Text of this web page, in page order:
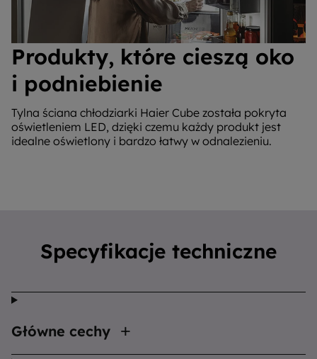
Produkty, które cieszą oko
i podniebienie
Tylna ściana chłodziarki Haier Cube została pokryta
oświetleniem LED, dzięki czemu każdy produkt jest
idealne oświetlony i bardzo łatwy w odnalezieniu.
Specyfikacje techniczne
Główne cechy